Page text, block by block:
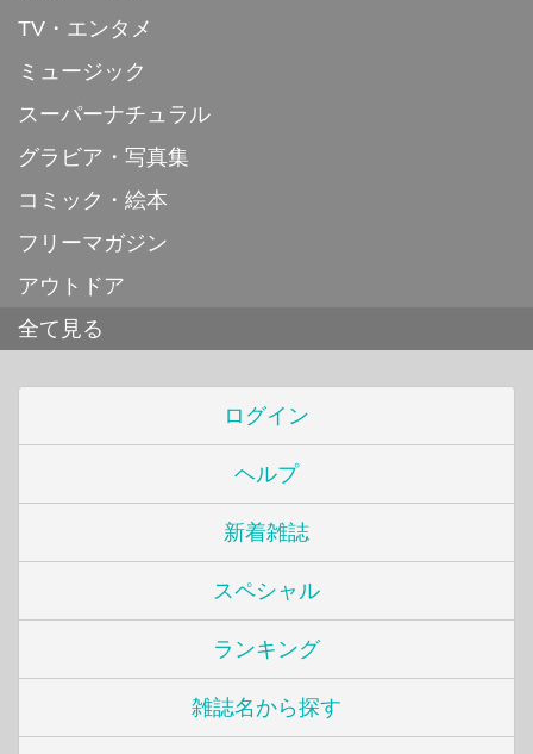
TV・エンタメ
ミュージック
スーパーナチュラル
グラビア・写真集
コミック・絵本
フリーマガジン
アウトドア
全て見る
ログイン
ヘルプ
新着雑誌
スペシャル
ランキング
雑誌名から探す